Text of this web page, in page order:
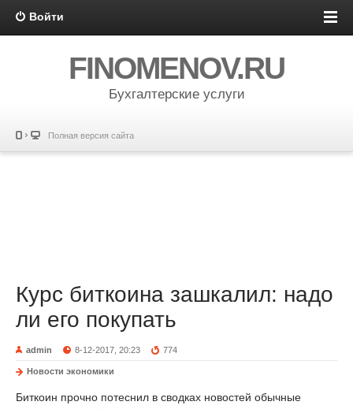
Войти
FINOMENOV.RU
Бухгалтерские услуги
Полная версия сайта
Курс биткоина зашкалил: надо
ли его покупать
admin 8-12-2017, 20:23 774
Новости экономики
Биткоин прочно потеснил в сводках новостей обычные